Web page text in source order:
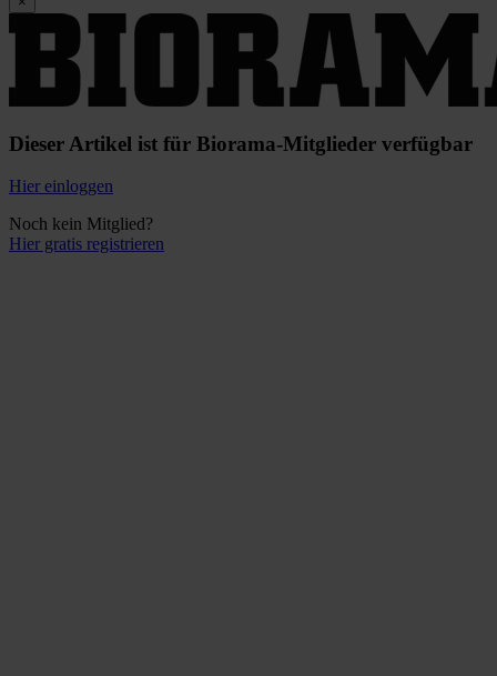
Dieser Artikel ist für Biorama-Mitglieder verfügbar
Hier einloggen
Noch kein Mitglied?
Hier gratis registrieren